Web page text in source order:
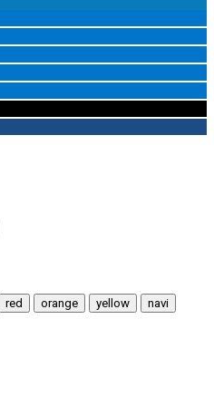
red orange yellow
navi